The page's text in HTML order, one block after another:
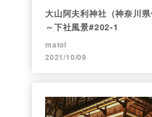
大山阿夫利神社（神奈川
～下社風景#202-1
matol
2021/10/09